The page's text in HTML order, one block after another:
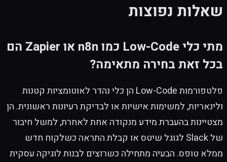
שאלות נפוצות
מתי כלי Low-Code כמו n8n או Zapier הם
בכל זאת בחירה מתאימה?
פלטפורמות Low-Code הן כלי נהדר לאוטומציות קטנות
ולינאריות, למשימות אישיות או לבדיקת רעיונות ראשונית. הן
מצטיינות בהעברת מידע מנקודה אחת לאחרת, למשל חיבור
של Slack לגוגל שיטס או קבלת התראה כשלקוח חדש
ממלא טופס. הבעיה מתחילה כשרוצים לבנות לוגיקה עסקית